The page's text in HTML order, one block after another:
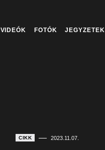
VIDEÓK FOTÓK JEGYZETEK
CIKK 2023.11.07.